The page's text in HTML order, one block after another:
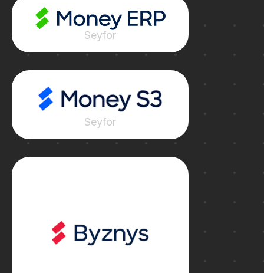
Seyfor
Seyfor